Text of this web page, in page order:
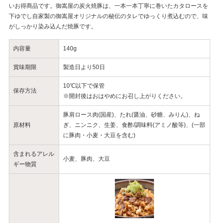
いお得商品です。御嵩屋の炭火焼豚は、一本一本丁寧に巻いたカタロースを
下ゆでし自家製の御嵩屋オリジナルの秘伝のタレでゆっくり煮込むので、味
がしっかり染み込んだ焼豚です。
内容量 140g
賞味期限 製造日より50日
保存方法
10℃以下で保管
※開封後はおはやめにお召し上がりください。
原材料
豚肩ロース肉(国産)、たれ(醤油、砂糖、みりん)、ね
ぎ、ニンニク、生姜、食酢/調味料(アミノ酸等)、(一部
に豚肉・小麦・大豆を含む)
含まれるアレル
ギー物質
小麦、豚肉、大豆